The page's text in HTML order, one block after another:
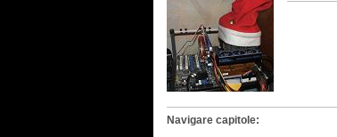
Navigare capitole: